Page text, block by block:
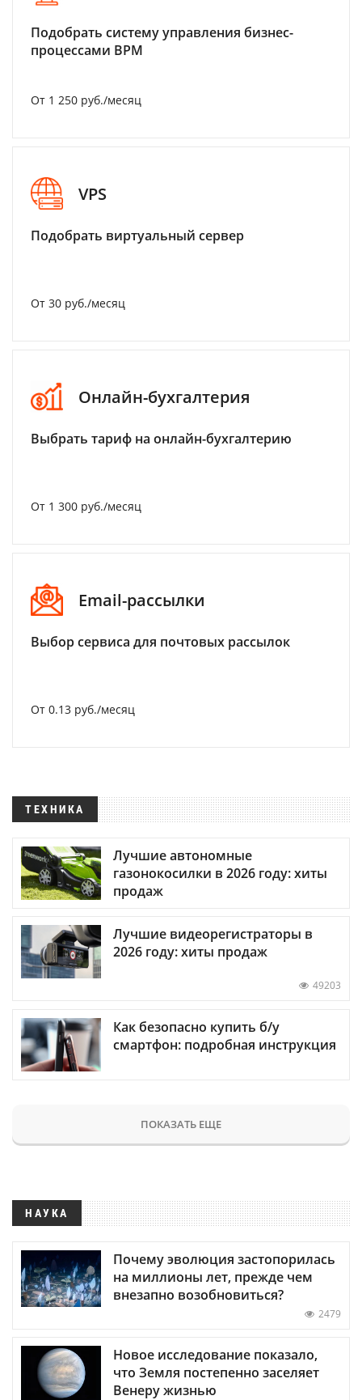
Подобрать систему управления бизнес-
процессами BPM
От 1 250 руб./месяц
VPS
Подобрать виртуальный сервер
От 30 руб./месяц
Онлайн-бухгалтерия
Выбрать тариф на онлайн-бухгалтерию
От 1 300 руб./месяц
Email-рассылки
Выбор сервиса для почтовых рассылок
От 0.13 руб./месяц
ТЕХНИКА
Лучшие автономные
газонокосилки в 2026 году: хиты
продаж
Лучшие видеорегистраторы в
2026 году: хиты продаж
49203
Как безопасно купить б/у
смартфон: подробная инструкция
ПОКАЗАТЬ ЕЩЕ
НАУКА
Почему эволюция застопорилась
на миллионы лет, прежде чем
внезапно возобновиться?
2479
Новое исследование показало,
что Земля постепенно заселяет
Венеру жизнью